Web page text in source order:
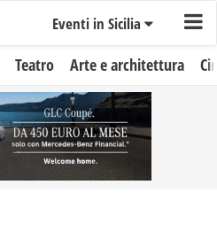
Eventi in Sicilia
Teatro Arte e architettura